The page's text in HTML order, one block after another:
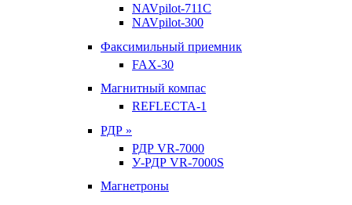
NAVpilot-711С
NAVpilot-300
Факсимильный приемник
FAX-30
Магнитный компас
REFLECTA-1
РДР »
РДР VR-7000
У-РДР VR-7000S
Магнетроны